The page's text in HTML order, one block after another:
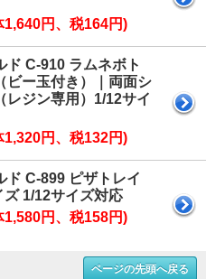
1,640円、税164円)
ド C-910 ラムネボト
ビー玉付き）｜両面シ
レジン専用）1/12サイ
1,320円、税132円)
ド C-899 ピザトレイ
ズ 1/12サイズ対応
1,580円、税158円)
ページの先頭へ戻る